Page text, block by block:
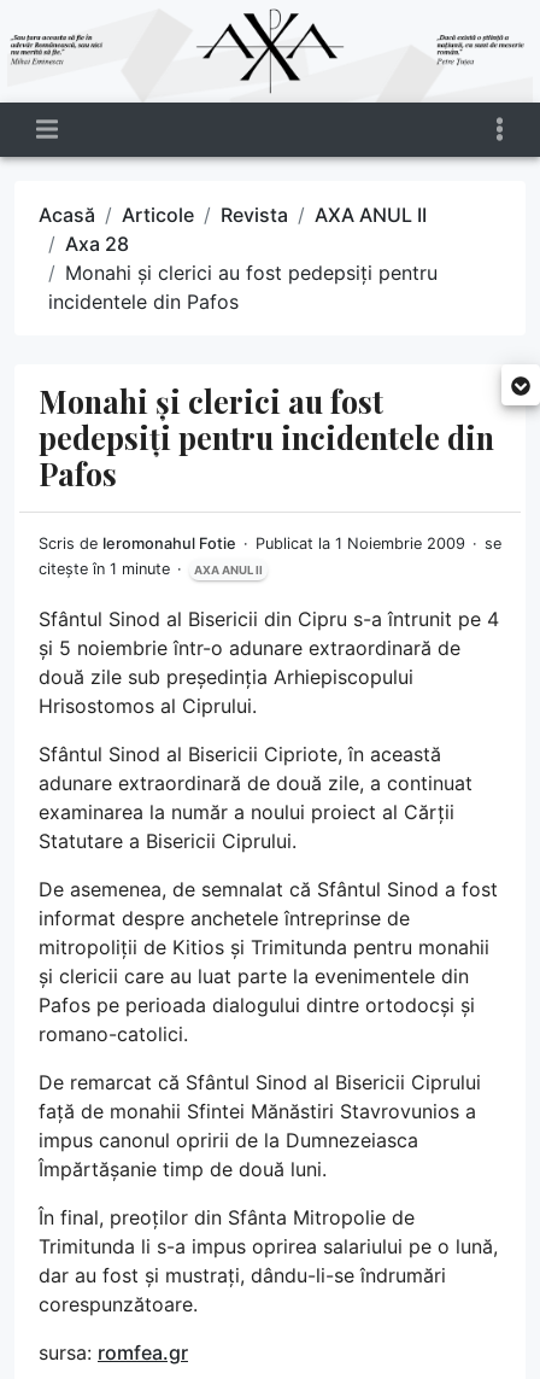
Acasă Articole Revista
AXA ANUL II
Axa 28
Monahi și clerici au fost pedepsiți pentru
incidentele din Pafos
Monahi și clerici au fost
pedepsiți pentru incidentele din
Pafos
Scris de Ieromonahul Fotie Publicat la 1 Noiembrie 2009
se
citește în 1 minute
AXA ANUL II
Sfântul Sinod al Bisericii din Cipru s-a întrunit pe 4
și 5 noiembrie într-o adunare extraordinară de
două zile sub președinția Arhiepiscopului
Hrisostomos al Ciprului.
Sfântul Sinod al Bisericii Cipriote, în această
adunare extraordinară de două zile, a continuat
examinarea la număr a noului proiect al Cărții
Statutare a Bisericii Ciprului.
De asemenea, de semnalat că Sfântul Sinod a fost
informat despre anchetele întreprinse de
mitropoliții de Kitios și Trimitunda pentru monahii
și clericii care au luat parte la evenimentele din
Pafos pe perioada dialogului dintre ortodocși și
romano-catolici.
De remarcat că Sfântul Sinod al Bisericii Ciprului
față de monahii Sfintei Mănăstiri Stavrovunios a
impus canonul opririi de la Dumnezeiasca
Împărtășanie timp de două luni.
În final, preoților din Sfânta Mitropolie de
Trimitunda li s-a impus oprirea salariului pe o lună,
dar au fost și mustrați, dându-li-se îndrumări
corespunzătoare.
sursa: romfea.gr